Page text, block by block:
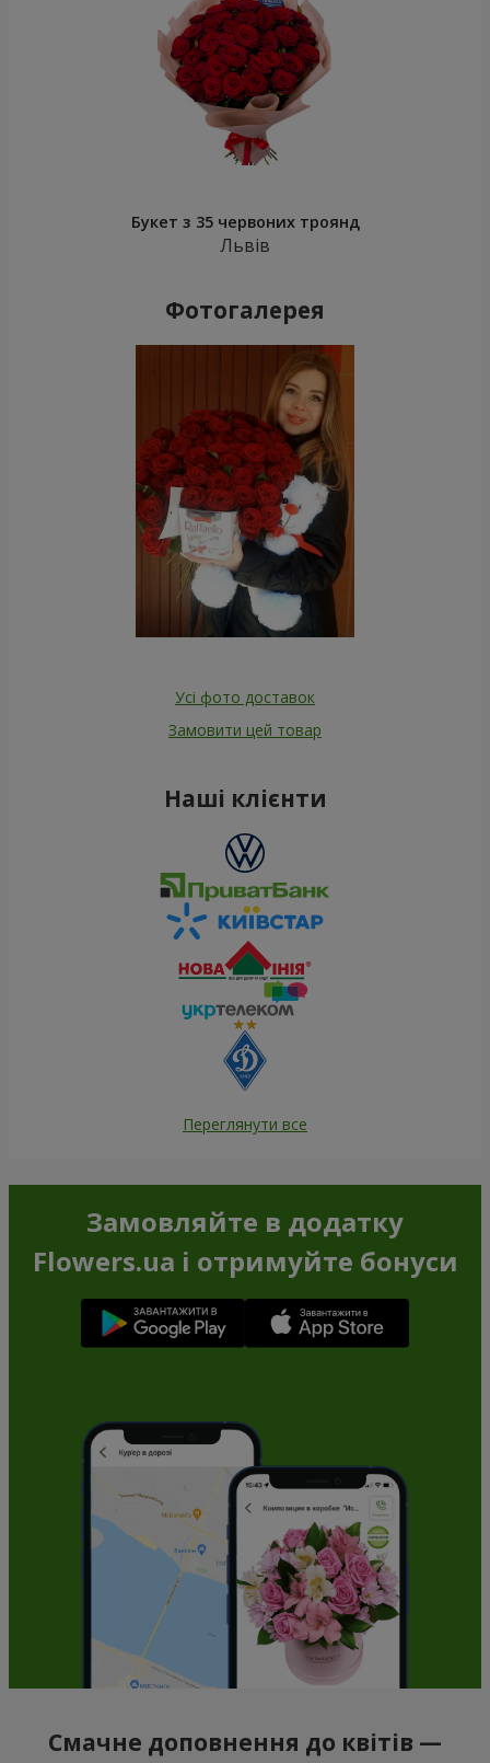
Букет з 35 червоних троянд
Львів
Фотогалерея
Усі фото доставок
Замовити цей товар
Наші клієнти
Переглянути все
Замовляйте в додатку
Flowers.ua і отримуйте бонуси
Смачне доповнення до квітів —